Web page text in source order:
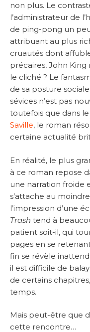
non plus. Le
l’administrateur de
de ping-pong un
attribuant au plus
cruautés dont
précaires, John King
le cliché ? Le
de sa posture
sévices n’est pas
toutefois que dans
Saville, le roman
certaine actualité
En réalité, le plus
à ce roman repose
une narration froide
s’attache au
l’impression d’une
Trash tend à
patient soit-il, qui
pages en se
fin se révèle
il est difficile de
de certains
temps.
Mais peut-être que
cette rencontre…